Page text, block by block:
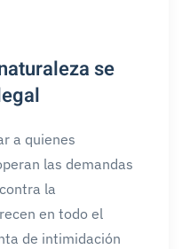
se
a quienes
las demandas
la
en todo el
de intimidación